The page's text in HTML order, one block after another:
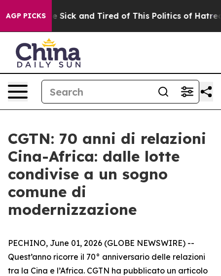
AGP PICKS
Are Sick and Tired of This Politics of Hatred”
CGTN: 70 anni di relazioni
Cina-Africa: dalle lotte
condivise a un sogno
comune di
modernizzazione
PECHINO, June 01, 2026 (GLOBE NEWSWIRE) --
Quest’anno ricorre il 70° anniversario delle relazioni
tra la Cina e l’Africa. CGTN ha pubblicato un articolo